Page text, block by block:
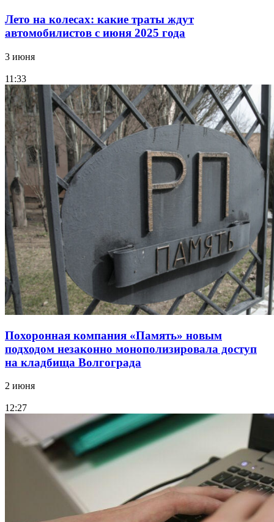
Лето на колесах: какие траты ждут
автомобилистов с июня 2025 года
3 июня
11:33
Похоронная компания «Память» новым
подходом незаконно монополизировала доступ
на кладбища Волгограда
2 июня
12:27